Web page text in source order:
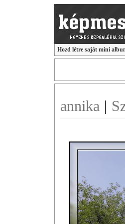
Hozd létre saját mini
annika |